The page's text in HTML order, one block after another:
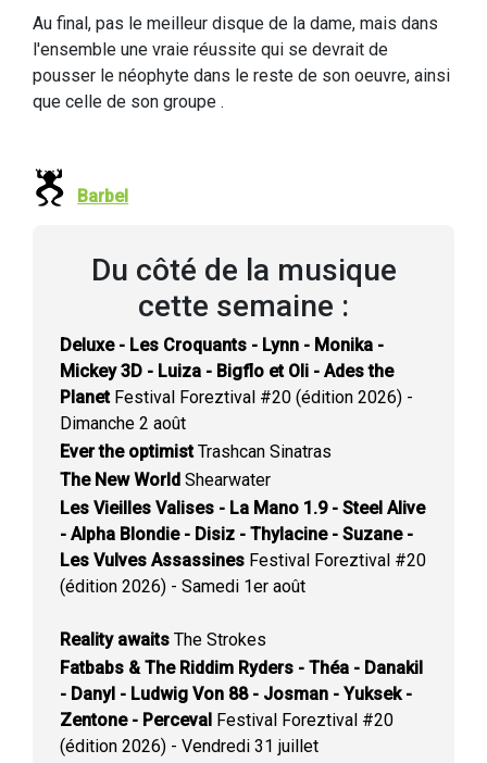
Au final, pas le meilleur disque de la dame, mais dans
l'ensemble une vraie réussite qui se devrait de
pousser le néophyte dans le reste de son oeuvre, ainsi
que celle de son groupe .
Barbel
Du côté de la musique
cette semaine :
Deluxe - Les Croquants - Lynn - Monika -
Mickey 3D - Luiza - Bigflo et Oli - Ades the
PlanetFestival Foreztival #20 (édition 2026) -
Dimanche 2 août
Ever the optimistTrashcan Sinatras
The New World Shearwater
Les Vieilles Valises - La Mano 1.9 - Steel Alive
- Alpha Blondie - Disiz - Thylacine - Suzane -
Les Vulves Assassines Festival Foreztival #20
(édition 2026) - Samedi 1er août
Reality awaits The Strokes
Fatbabs & The Riddim Ryders - Théa - Danakil
- Danyl - Ludwig Von 88 - Josman - Yuksek -
Zentone - Perceval Festival Foreztival #20
(édition 2026) - Vendredi 31 juillet